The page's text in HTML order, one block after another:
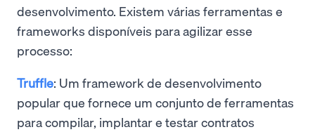
desenvolvimento. Existem várias ferramentas e
frameworks disponíveis para agilizar esse
processo:
Truffle: Um framework de desenvolvimento
popular que fornece um conjunto de ferramentas
para compilar, implantar e testar contratos